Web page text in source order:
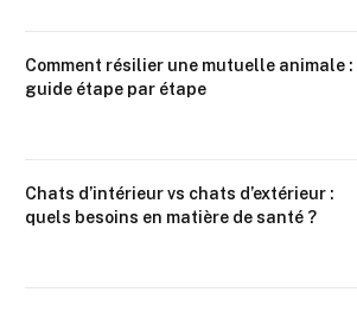
Comment résilier une mutuelle animale :
guide étape par étape
Chats d’intérieur vs chats d’extérieur :
quels besoins en matière de santé ?